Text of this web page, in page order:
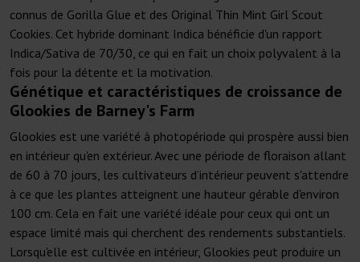
connus de Gorilla Glue et des Original Thin Mint Girl Scout
Cookies. Cet hybride dominant Indica bénéficie d'un rapport
Indica/Sativa de 70/30, ce qui en fait un choix polyvalent à la
fois pour la détente et la motivation.
Génétique et caractéristiques de croissance de
Glookies de Barney's Farm
Glookies est une variété à photopériode qui prospère aussi bien
en intérieur qu'en extérieur. Avec une période de floraison allant
de 60 à 70 jours, les cultivateurs d’intérieur peuvent s'attendre
à ce que les plantes atteignent une hauteur gérable d'environ
100 cm. Cela en fait une variété idéale pour ceux qui ont un
espace limité mais qui cherchent des rendements substantiels.
Lorsqu'elle est cultivée en intérieur, Glookies peut produire un